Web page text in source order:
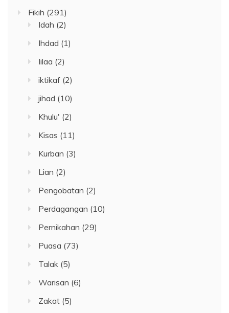
Fikih (291)
Idah (2)
Ihdad (1)
Iilaa (2)
iktikaf (2)
jihad (10)
Khulu' (2)
Kisas (11)
Kurban (3)
Lian (2)
Pengobatan (2)
Perdagangan (10)
Pernikahan (29)
Puasa (73)
Talak (5)
Warisan (6)
Zakat (5)